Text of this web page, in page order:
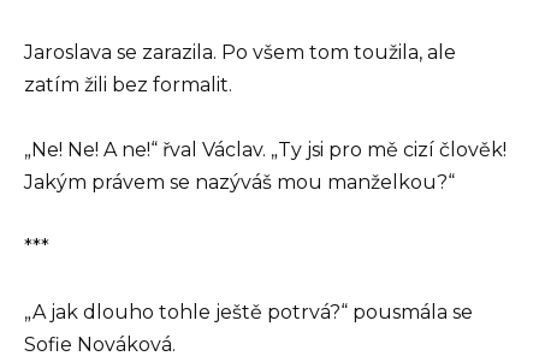
Jaroslava se zarazila. Po všem tom toužila, ale
zatím žili bez formalit.
„Ne! Ne! A ne!“ řval Václav. „Ty jsi pro mě cizí člověk!
Jakým právem se nazýváš mou manželkou?“
***
„A jak dlouho tohle ještě potrvá?“ pousmála se
Sofie Nováková.